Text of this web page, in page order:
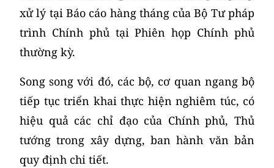
xử lý tại Báo cáo hàng tháng của Bộ Tư pháp
trình Chính phủ tại Phiên họp Chính phủ
thường kỳ.
Song song với đó, các bộ, cơ quan ngang bộ
tiếp tục triển khai thực hiện nghiêm túc, có
hiệu quả các chỉ đạo của Chính phủ, Thủ
tướng trong xây dựng, ban hành văn bản
quy định chi tiết.